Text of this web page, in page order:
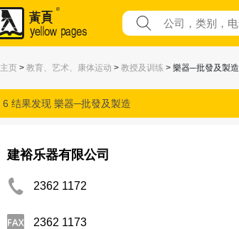
主页 > 教育、艺术、康体运动 > 教授及训练 > 樂器─批發及製造
6 结果发现 樂器─批發及製造
建裕乐器有限公司
2362 1172
2362 1173